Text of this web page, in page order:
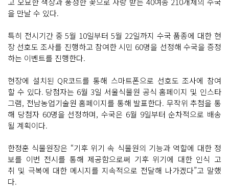
을 만날 수 있다.
특히 전시기간 중 5월 10일부터 5월 22일까지 수국 품종에 대한 현
장 선호도 조사를 진행하고 참여한 시민 60명을 선정해 수국을 증정
하는 이벤트를 진행한다.
현장에 설치된 QR코드를 통해 스마트폰으로 선호도 조사에 참여
할 수 있다. 당첨자는 6월 3일 서울식물원 공식 홈페이지 및 인스타
그램, 전남농업기술원 홈페이지를 통해 발표한다. 무작위 추첨을 통
해 당첨자 60명을 선정하며, 수국은 6월 9일부터 순차적으로 배송
될 계획이다.
한정훈 식물원장은 “기후 위기 속 식물원의 기능과 역할에 대한 정
보를 이번 전시를 통해 제공함으로써 기후 위기에 대한 인식 고
취 및 극복에 대한 메시지를 지속적으로 전달해 나가겠다”고 말했
다.